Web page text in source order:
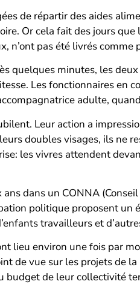
de répartir des aides
Or cela fait des jours
n’ont pas été livrés comme
quelques minutes, les
Les fonctionnaires en
adulte,
Leur action a
doubles visages, ils ne
les vivres attendent
dans un CONNA
politique proposent un
travailleurs et
lieu environ une fois par
de vue sur les projets de
budget de leur collectivité